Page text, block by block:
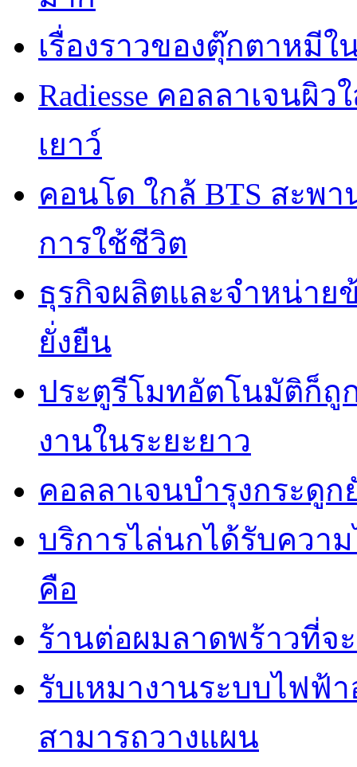
เรื่องราวของตุ๊กตาหมี
Radiesse คอลลาเจนผิ
เยาว์
คอนโด ใกล้ BTS สะพ
การใช้ชีวิต
ธุรกิจผลิตและจำหน่าย
ยั่งยืน
ประตูรีโมทอัตโนมัติก็ถู
งานในระยะยาว
คอลลาเจนบำรุงกระดู
บริการไล่นกได้รับควา
คือ
ร้านต่อผมลาดพร้าวที่จ
รับเหมางานระบบไฟฟ้
สามารถวางแผน